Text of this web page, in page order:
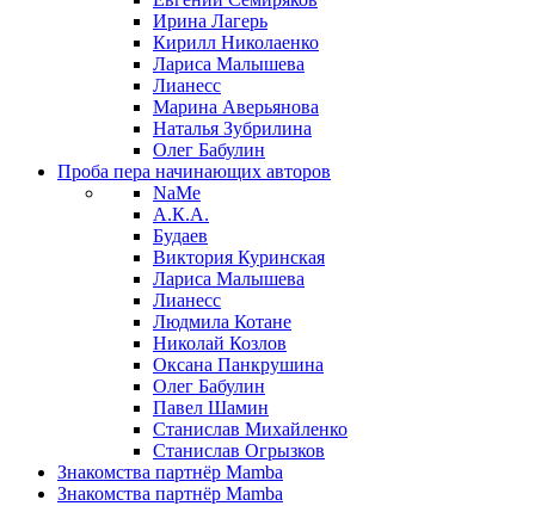
Ирина Лагерь
Кирилл Николаенко
Лариса Малышева
Лианесс
Марина Аверьянова
Наталья Зубрилина
Олег Бабулин
Проба пера начинающих авторов
NaMe
А.К.А.
Будаев
Виктория Куринская
Лариса Малышева
Лианесс
Людмила Котане
Николай Козлов
Оксана Панкрушина
Олег Бабулин
Павел Шамин
Станислав Михайленко
Станислав Огрызков
Знакомства партнёр Mamba
Знакомства партнёр Mamba